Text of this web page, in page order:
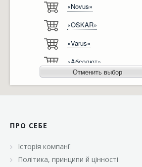
«Novus»
«OSKAR»
«Varus»
«Абсолют»
«Агро-Овен»
Отменить выбор
ПРО СЕБЕ
Історія компанії
Політика, принципи й цінності